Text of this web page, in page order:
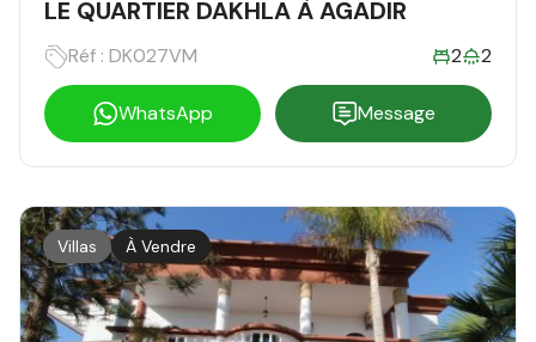
LE QUARTIER DAKHLA À AGADIR
Réf : DK027VM 2 2
WhatsApp Message
Villas À Vendre